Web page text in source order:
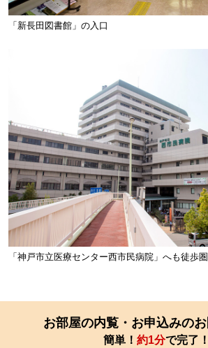
「新長田図書館」の入口
「神戸市立医療センター西市民病院」へも徒歩
お部屋の内覧・お申込みの
簡単！ 約1分で完了！